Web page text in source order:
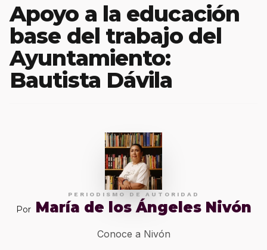
Apoyo a la educación
base del trabajo del
Ayuntamiento:
Bautista Dávila
PERIODISMO DE AUTORIDAD
Por María de los Ángeles Nivón
Conoce a Nivón